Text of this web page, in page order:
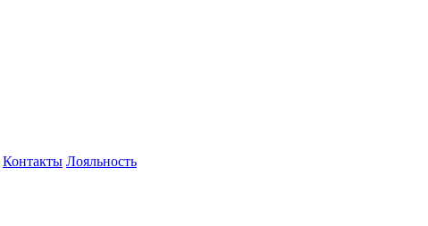
Контакты Лояльность